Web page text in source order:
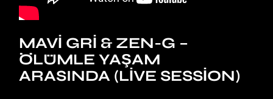
MAVI GRI & ZEN-G –
ÖLÜMLE YAŞAM
ARASINDA (LIVE SESSION)